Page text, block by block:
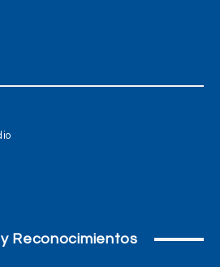
Reconocimientos